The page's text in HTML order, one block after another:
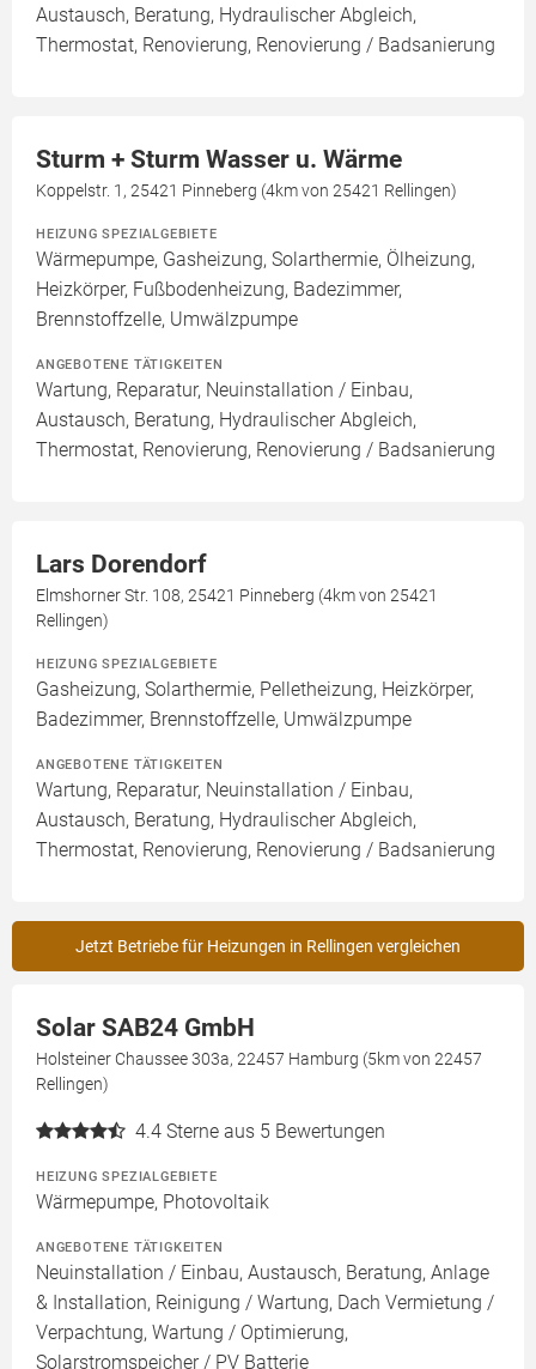
Austausch, Beratung, Hydraulischer Abgleich,
Thermostat, Renovierung, Renovierung / Badsanierung
Sturm + Sturm Wasser u. Wärme
Koppelstr. 1, 25421 Pinneberg (4km von 25421 Rellingen)
HEIZUNG SPEZIALGEBIETE
Wärmepumpe, Gasheizung, Solarthermie, Ölheizung,
Heizkörper, Fußbodenheizung, Badezimmer,
Brennstoffzelle, Umwälzpumpe
ANGEBOTENE TÄTIGKEITEN
Wartung, Reparatur, Neuinstallation / Einbau,
Austausch, Beratung, Hydraulischer Abgleich,
Thermostat, Renovierung, Renovierung / Badsanierung
Lars Dorendorf
Elmshorner Str. 108, 25421 Pinneberg (4km von 25421
Rellingen)
HEIZUNG SPEZIALGEBIETE
Gasheizung, Solarthermie, Pelletheizung, Heizkörper,
Badezimmer, Brennstoffzelle, Umwälzpumpe
ANGEBOTENE TÄTIGKEITEN
Wartung, Reparatur, Neuinstallation / Einbau,
Austausch, Beratung, Hydraulischer Abgleich,
Thermostat, Renovierung, Renovierung / Badsanierung
Jetzt Betriebe für Heizungen in Rellingen vergleichen
Solar SAB24 GmbH
Holsteiner Chaussee 303a, 22457 Hamburg (5km von 22457
Rellingen)
4.4 Sterne aus 5 Bewertungen
HEIZUNG SPEZIALGEBIETE
Wärmepumpe, Photovoltaik
ANGEBOTENE TÄTIGKEITEN
Neuinstallation / Einbau, Austausch, Beratung, Anlage
& Installation, Reinigung / Wartung, Dach Vermietung /
Verpachtung, Wartung / Optimierung,
Solarstromspeicher / PV Batterie